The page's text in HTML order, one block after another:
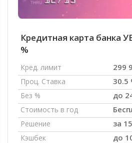
Кредитная карта банка
%
Кред. лимит 299
Проц. Ставка 30.5
Без % до
Стоимость в год
Решение за
Кэшбек до